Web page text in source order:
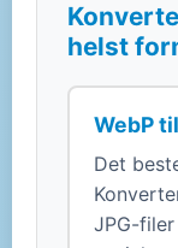
helst
WebP
Det
JPG-